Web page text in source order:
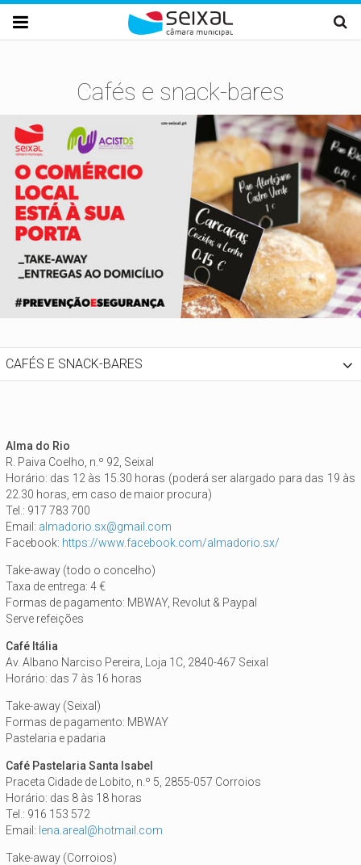
Passar para o conteúdo principal

Cafés e snack-bares
CAFÉS E SNACK-BARES
Alma do Rio
R. Paiva Coelho, n.º 92, Seixal
Horário: das 12 às 15.30 horas (poderá ser alargado para das 19 às
22.30 horas, em caso de maior procura)
Tel.: 917 783 700
Email: almadorio.sx@gmail.com
Facebook: https://www.facebook.com/almadorio.sx/
Take-away (todo o concelho)
Taxa de entrega: 4 €
Formas de pagamento: MBWAY, Revolut & Paypal
Serve refeições
Café Itália
Av. Albano Narciso Pereira, Loja 1C, 2840-467 Seixal
Horário: das 7 às 16 horas
Take-away (Seixal)
Formas de pagamento: MBWAY
Pastelaria e padaria
Café Pastelaria Santa Isabel
Praceta Cidade de Lobito, n.º 5, 2855-057 Corroios
Horário: das 8 às 18 horas
Tel.: 916 153 572
Email: lena.areal@hotmail.com
Take-away (Corroios)